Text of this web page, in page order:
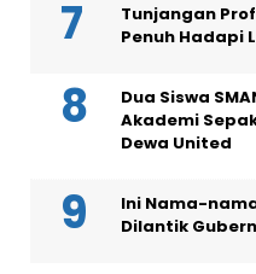
Tunjangan
Penuh Hadapi
Dua Siswa
Akademi
Dewa United
Ini Nama-
Dilantik